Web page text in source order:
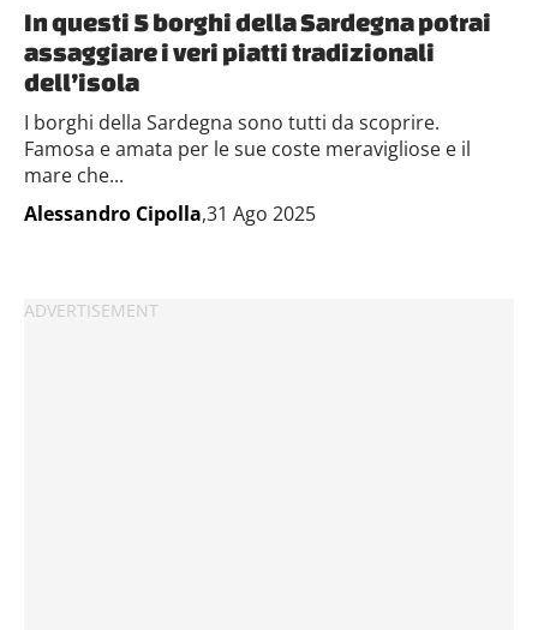
In questi 5 borghi della Sardegna potrai
assaggiare i veri piatti tradizionali
dell’isola
I borghi della Sardegna sono tutti da scoprire.
Famosa e amata per le sue coste meravigliose e il
mare che...
Alessandro Cipolla,31 Ago 2025